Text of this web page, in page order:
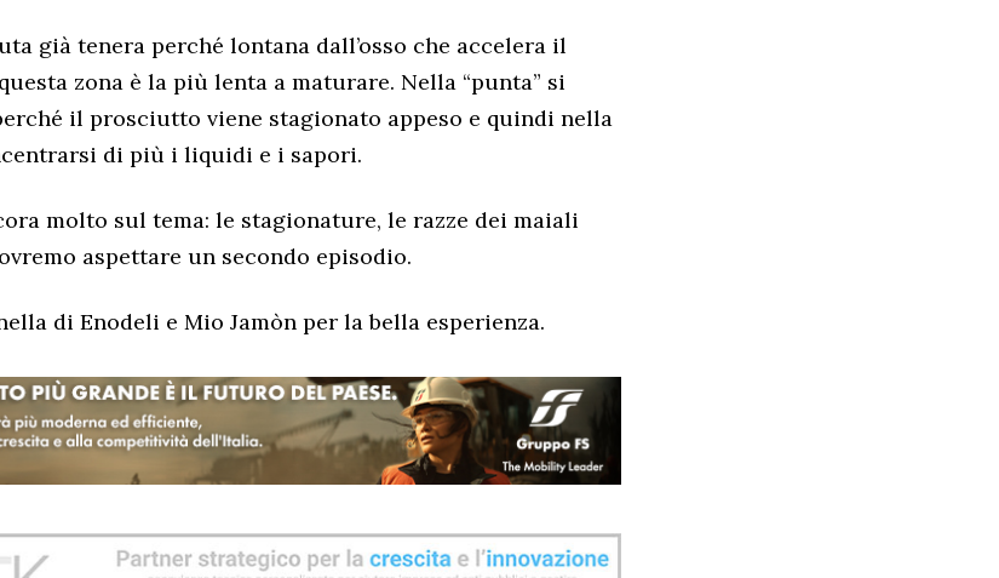
già tenera perché lontana dall’osso che accelera il
zona è la più lenta a maturare. Nella “punta” si
il prosciutto viene stagionato appeso e quindi nella
di più i liquidi e i sapori.
molto sul tema: le stagionature, le razze dei maiali
aspettare un secondo episodio.
di Enodeli e Mio Jamòn per la bella esperienza.